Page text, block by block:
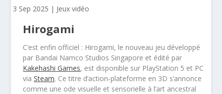
3 Sep 2025 | Jeux vidéo
Hirogami
C’est enfin officiel : Hirogami, le nouveau jeu développé
par Bandai Namco Studios Singapore et édité par
Kakehashi Games, est disponible sur PlayStation 5 et PC
viaSteam. Ce titre d’action-plateforme en 3D s’annonce
comme une ode visuelle et sensorielle à l’art ancestral